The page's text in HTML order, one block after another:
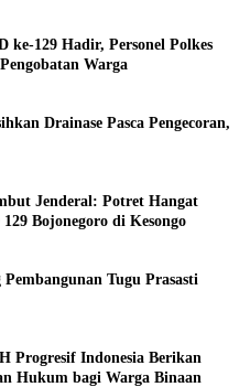
ke-129 Hadir, Personel Polkes
Warga
Drainase Pasca Pengecoran,
Jenderal: Potret Hangat
Bojonegoro di Kesongo
Tugu Prasasti
Progresif Indonesia Berikan
Hukum bagi Warga Binaan